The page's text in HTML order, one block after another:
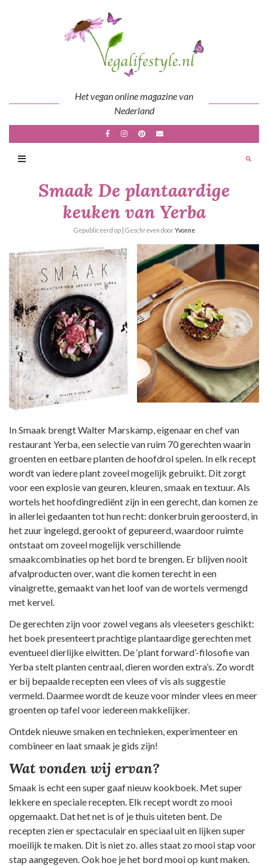
Het vegan online magazine van
Nederland
Smaak De plantaardige
keuken van Yerba
Gepubliceerd op | Geschreven door Yvonne
In Smaak brengt Walter Marskamp, eigenaar en chef van
restaurant Yerba, een selectie van ruim 70 gerechten waarin
groenten en eetbare planten de hoofdrol spelen. In elk recept
wordt van iedere plant zoveel mogelijk gebruikt. Dit zorgt
voor een explosie van geuren, kleuren, smaak en textuur. Als
wortels het hoofdingrediënt zijn in een gerecht, dan komen ze
in allerlei gedaanten tot hun recht: donkerbruin geroosterd, in
het zuur ingelegd, gerookt of gepureerd, waardoor ruimte
ontstaat om zoveel mogelijk verschillende
smaakcombinaties op het bord te brengen. Er blijven nooit
afvalproducten over, want die komen terecht in een
vinaigrette, gemaakt van het loof van de wortels vermengd
met kervel.
De gerechten zijn voor zowel vegans als vleeseters geschikt:
het boek presenteert prachtige plantaardige gerechten met
eventueel dierlijke eiwitten. De ‘plant forward’-filosofie van
Yerba stelt planten centraal, dieren worden extra’s. Zo wordt
er bij bepaalde recepten een vlees of vis als suggestie
vermeld. Daarmee wordt de keuze voor minder vlees en meer
groenten op tafel voor iedereen makkelijker.
Ontdek nieuwe smaken en technieken, experimenteer en
combineer en laat smaak je gids zijn!
Wat vonden wij ervan?
Smaak is echt een super gaaf nieuw kookboek. Met super
lekkere en speciale recepten. Elk recept wordt zo mooi
opgemaakt. Dat het net is of je thuis uiteten bent. De
recepten zien er spectaculair en speciaal uit en lijken super
moeilijk te maken. Dit is niet zo. alles staat zo mooi stap voor
stap aangegeven. Ook hoe je het bord mooi op kunt maken.